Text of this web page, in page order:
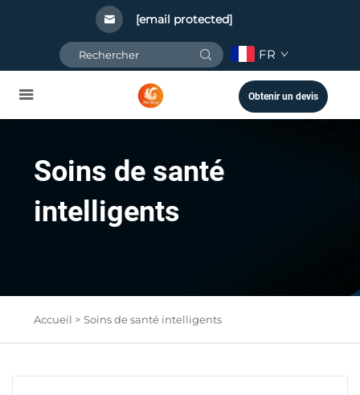
[email protected]
FR
Obtenir un devis
Soins de santé
intelligents
Accueil > Soins de santé intelligents